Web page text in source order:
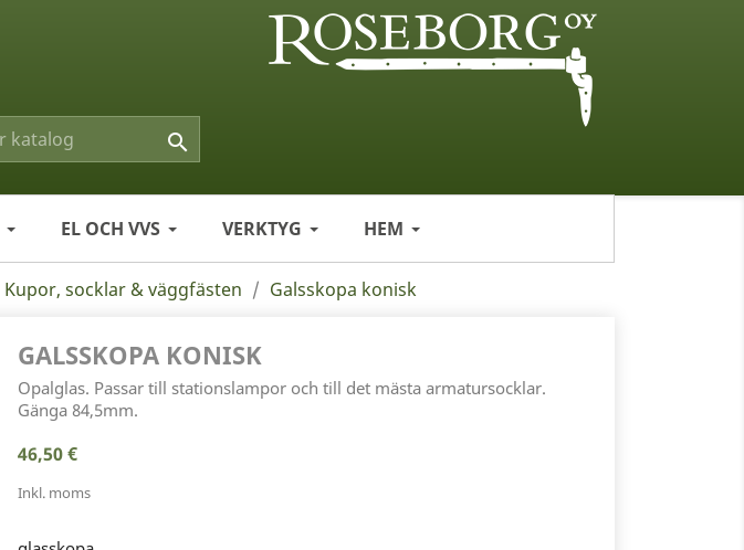

EL OCH VVS VERKTYG HEM
Kupor, socklar & väggfästen Galsskopa konisk
GALSSKOPA KONISK
Opalglas. Passar till stationslampor och till det mästa armatursocklar.
Gänga 84,5mm.
46,50 €
Inkl. moms